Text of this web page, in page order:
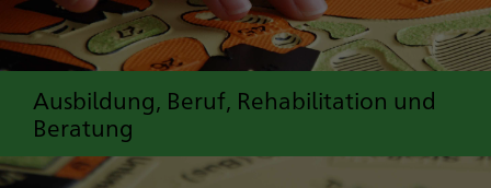
Ausbildung, Beruf, Rehabilitation und
Beratung